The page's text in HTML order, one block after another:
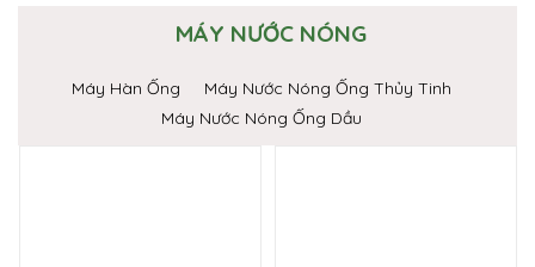
MÁY NƯỚC NÓNG
Máy Hàn Ống
Máy Nước Nóng Ống Thủy Tinh
Máy Nước Nóng Ống Dầu